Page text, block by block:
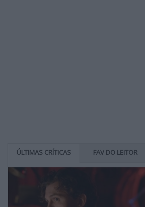
ÚLTIMAS CRÍTICAS FAV DO LEITOR